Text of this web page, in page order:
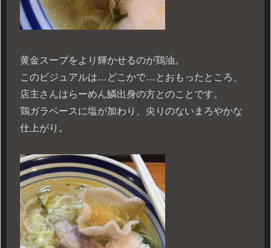
黄金スープをより輝かせるのが鶏油。
このビジュアルは…どこかで…とおもったところ、
店主さんはらーめん鱗出身の方とのことです。
鶏ガラベースに塩が加わり、尖りのないまろやかな
仕上がり。